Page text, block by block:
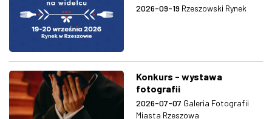
2026-09-19 Rzeszowski Rynek
Konkurs - wystawa
fotografii
2026-07-07 Galeria Fotografii
Miasta Rzeszowa